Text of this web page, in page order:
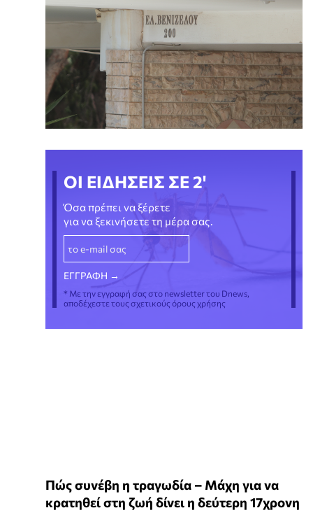
ΟΙ ΕΙΔΗΣΕΙΣ ΣΕ 2'
Όσα πρέπει να ξέρετε
για να ξεκινήσετε τη μέρα σας.
* Με την εγγραφή σας στο newsletter του Dnews,
αποδέχεστε τους σχετικούς όρους χρήσης
Πώς συνέβη η τραγωδία – Μάχη για να
κρατηθεί στη ζωή δίνει η δεύτερη 17χρονη